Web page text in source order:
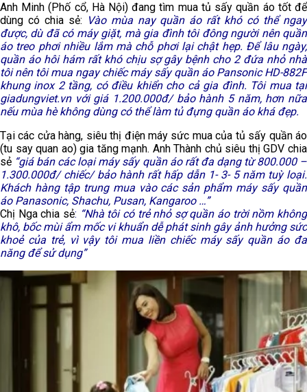
Anh Minh (Phố cổ, Hà Nội) đang tìm mua tủ sấy quần áo tốt để
dùng có chia sẻ: Vào mùa nay quần áo rất khó có thể ngay
được, dù đã có máy giặt, mà gia đình tôi đông người nên quần
áo treo phơi nhiều lắm mà chỗ phơi lại chật hẹp. Để lâu ngày,
quần áo hôi hám rất khó chịu sợ gây bệnh cho 2 đứa nhỏ nhà
tôi nên tôi mua ngay chiếc máy sấy quần áo Pansonic HD-882F
khung inox 2 tầng, có điều khiển cho cả gia đình. Tôi mua tại
giadungviet.vn với giá 1.200.000đ/ bảo hành 5 năm, hơn nữa
nếu mùa hè không dùng có thể làm tủ đựng quần áo khá đẹp.
Tại các cửa hàng, siêu thị điện máy sức mua của tủ sấy quần áo
(tu say quan ao) gia tăng mạnh. Anh Thành chủ siêu thị GDV chia
sẻ “giá bán các loại máy sấy quần áo rất đa dạng từ 800.000 –
1.300.000đ/ chiếc/ bảo hành rất hấp dẫn 1- 3- 5 năm tuỳ loại.
Khách hàng tập trung mua vào các sản phẩm máy sấy quần
áo Panasonic, Shachu, Pusan, Kangaroo …”
Chị Nga chia sẻ: “Nhà tôi có trẻ nhỏ sợ quần áo trời nồm không
khô, bốc mùi ẩm mốc vi khuẩn dễ phát sinh gây ảnh hưởng sức
khoẻ của trẻ, vì vậy tôi mua liền chiếc máy sấy quần áo đa
năng để sử dụng”